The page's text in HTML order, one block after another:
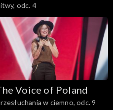
odc. 4
Voice of Poland
w ciemno, odc. 9